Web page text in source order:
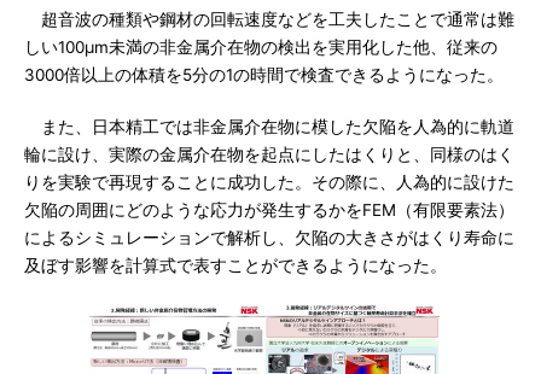
超音波の種類や鋼材の回転速度などを工夫したことで通常は難
しい100μm未満の非金属介在物の検出を実用化した他、従来の
3000倍以上の体積を5分の1の時間で検査できるようになった。
また、日本精工では非金属介在物に模した欠陥を人為的に軌道
輪に設け、実際の金属介在物を起点にしたはくりと、同様のはく
りを実験で再現することに成功した。その際に、人為的に設けた
欠陥の周囲にどのような応力が発生するかをFEM（有限要素法）
によるシミュレーションで解析し、欠陥の大きさがはくり寿命に
及ぼす影響を計算式で表すことができるようになった。